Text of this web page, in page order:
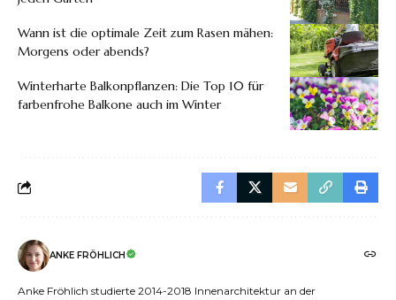
Wann ist die optimale Zeit zum Rasen mähen:
Morgens oder abends?
Winterharte Balkonpflanzen: Die Top 10 für
farbenfrohe Balkone auch im Winter
ANKE FRÖHLICH
Anke Fröhlich studierte 2014-2018 Innenarchitektur an der